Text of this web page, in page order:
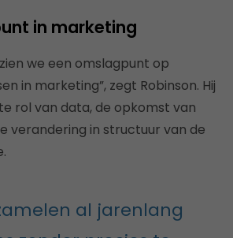
in marketing
we een omslagpunt op
in marketing”, zegt Robinson. Hij
rol van data, de opkomst van
verandering in structuur van de
al jarenlang